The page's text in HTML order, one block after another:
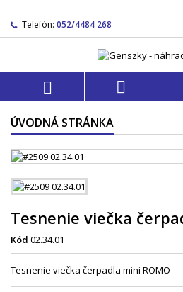
Telefón: 052/4484 268
 
ÚVODNÁ STRÁNKA
Tesnenie viečka
Kód 02.34.01
Tesnenie viečka čerpadla mini ROMO